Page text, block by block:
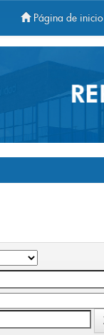
Página de inicio